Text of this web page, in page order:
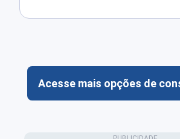
Acesse mais opções de